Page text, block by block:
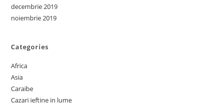
decembrie 2019
noiembrie 2019
Categories
Africa
Asia
Caraibe
Cazari ieftine in lume